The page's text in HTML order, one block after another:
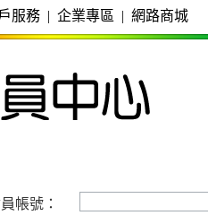
服務 | 企業專區 | 網路商城
帳號：